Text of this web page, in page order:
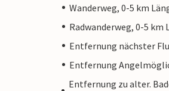
Wanderweg, 0-5 km
Radwanderweg, 0-5 km
Entfernung nächster
Entfernung
Entfernung zu alter.